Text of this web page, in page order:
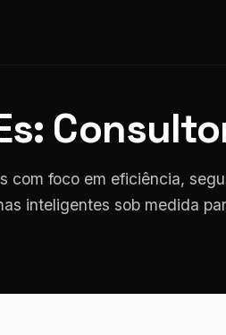
com foco em eficiência,
inteligentes sob medida